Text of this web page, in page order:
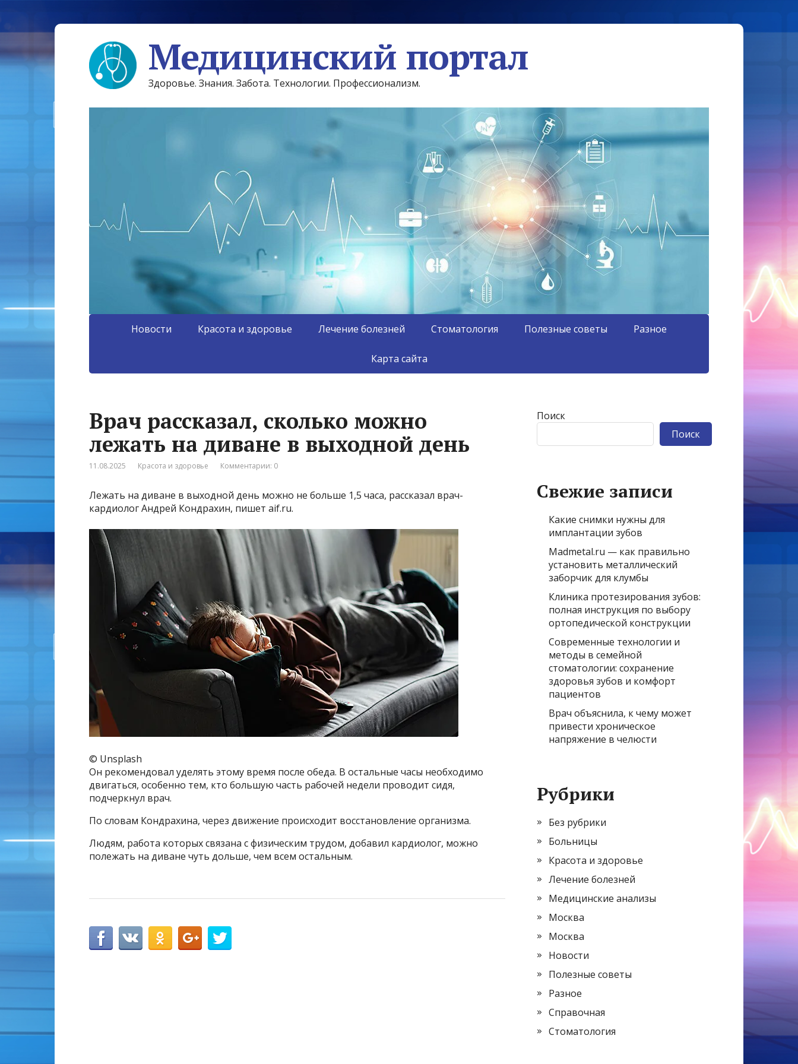
Медицинский портал
Здоровье. Знания. Забота. Технологии. Профессионализм.
Новости Красота и здоровье Лечение болезней Стоматология Полезные советы Разное
Карта сайта
Врач рассказал, сколько можно
лежать на диване в выходной день
11.08.2025 Красота и здоровье Комментарии: 0
Лежать на диване в выходной день можно не больше 1,5 часа, рассказал врач-
кардиолог Андрей Кондрахин, пишет aif.ru.
© Unsplash
Он рекомендовал уделять этому время после обеда. В остальные часы необходимо
двигаться, особенно тем, кто большую часть рабочей недели проводит сидя,
подчеркнул врач.
По словам Кондрахина, через движение происходит восстановление организма.
Людям, работа которых связана с физическим трудом, добавил кардиолог, можно
полежать на диване чуть дольше, чем всем остальным.
Поиск
Поиск
Свежие записи
Какие снимки нужны для
имплантации зубов
Madmetal.ru — как правильно
установить металлический
заборчик для клумбы
Клиника протезирования зубов:
полная инструкция по выбору
ортопедической конструкции
Современные технологии и
методы в семейной
стоматологии: сохранение
здоровья зубов и комфорт
пациентов
Врач объяснила, к чему может
привести хроническое
напряжение в челюсти
Рубрики
Без рубрики
Больницы
Красота и здоровье
Лечение болезней
Медицинские анализы
Москва
Москва
Новости
Полезные советы
Разное
Справочная
Стоматология